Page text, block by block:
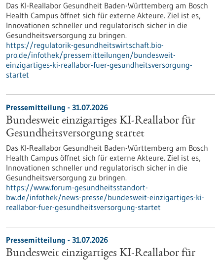
Das KI-Reallabor Gesundheit Baden-Württemberg am Bosch
Health Campus öffnet sich für externe Akteure. Ziel ist es,
Innovationen schneller und regulatorisch sicher in die
Gesundheitsversorgung zu bringen.
https://regulatorik-gesundheitswirtschaft.bio-
pro.de/infothek/pressemitteilungen/bundesweit-
einzigartiges-ki-reallabor-fuer-gesundheitsversorgung-
startet
Pressemitteilung - 31.07.2026
Bundesweit einzigartiges KI-Reallabor für
Gesundheits­versorgung startet
Das KI-Reallabor Gesundheit Baden-Württemberg am Bosch
Health Campus öffnet sich für externe Akteure. Ziel ist es,
Innovationen schneller und regulatorisch sicher in die
Gesundheitsversorgung zu bringen.
https://www.forum-gesundheitsstandort-
bw.de/infothek/news-presse/bundesweit-einzigartiges-ki-
reallabor-fuer-gesundheitsversorgung-startet
Pressemitteilung - 31.07.2026
Bundesweit einzigartiges KI-Reallabor für